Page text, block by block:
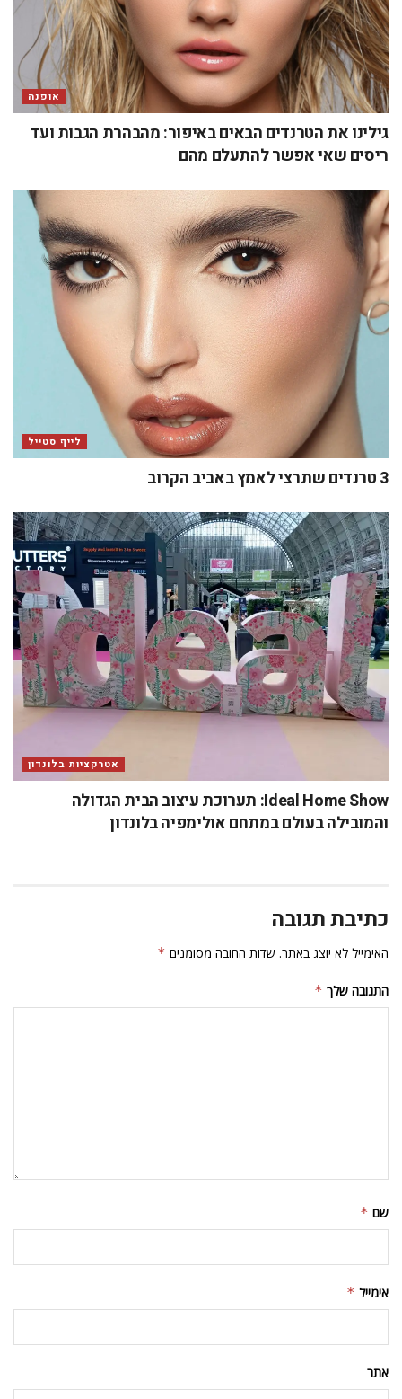
אופנה
גילינו את הטרנדים הבאים באיפור: מהבהרת הגבות ועד
ריסים שאי אפשר להתעלם מהם
לייף סטייל
3 טרנדים שתרצי לאמץ באביב הקרוב
אטרקציות בלונדון
Ideal Home Show: תערוכת עיצוב הבית הגדולה
והמובילה בעולם במתחם אולימפיה בלונדון
כתיבת תגובה
האימייל לא יוצג באתר. שדות החובה מסומנים *
התגובה שלך *
שם *
אימייל *
אתר